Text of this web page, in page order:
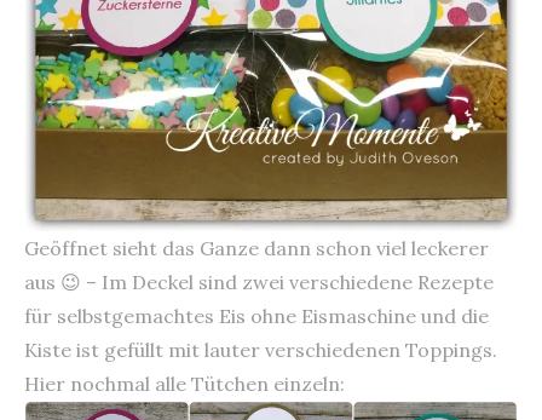
Geöffnet sieht das Ganze dann schon viel leckerer
aus 😉 – Im Deckel sind zwei verschiedene Rezepte
für selbstgemachtes Eis ohne Eismaschine und die
Kiste ist gefüllt mit lauter verschiedenen Toppings.
Hier nochmal alle Tütchen einzeln: